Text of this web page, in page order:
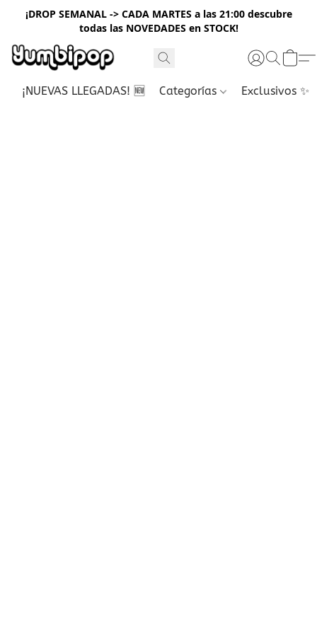
¡DROP SEMANAL -> CADA MARTES a las 21:00 descubre
todas las NOVEDADES en STOCK!
¡NUEVAS LLEGADAS! 🆕 Categorías Exclusivos ✨